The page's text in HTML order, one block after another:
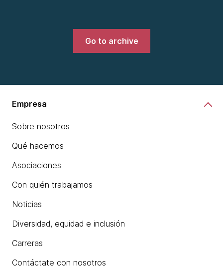
Go to archive
Empresa
Sobre nosotros
Qué hacemos
Asociaciones
Con quién trabajamos
Noticias
Diversidad, equidad e inclusión
Carreras
Contáctate con nosotros